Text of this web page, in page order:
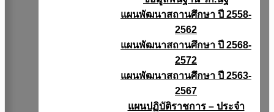
แผนพัฒนาสถานศึกษา ปี 2558-
2562
แผนพัฒนาสถานศึกษา ปี 2568-
2572
แผนพัฒนาสถานศึกษา ปี 2563-
2567
แผนปฏิบัติราชการ – ประจำ